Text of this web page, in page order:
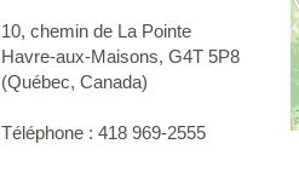
10, chemin de La Pointe
Havre-aux-Maisons, G4T 5P8
(Québec, Canada)
Téléphone : 418 969-2555